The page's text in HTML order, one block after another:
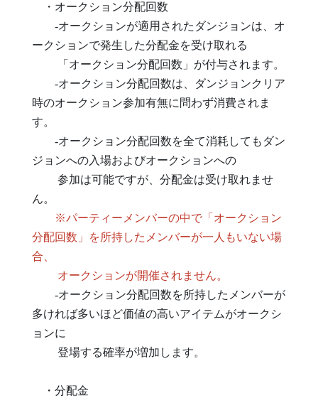
・オークション分配回数
-オークションが適用されたダンジョンは、オ
ークションで発生した分配金を受け取れる
「オークション分配回数」が付与されます。
-オークション分配回数は、ダンジョンクリア
時のオークション参加有無に問わず消費されま
す。
-オークション分配回数を全て消耗してもダン
ジョンへの入場およびオークションへの
参加は可能ですが、分配金は受け取れませ
ん。
※パーティーメンバーの中で「オークション
分配回数」を所持したメンバーが一人もいない場
合、
オークションが開催されません。
-オークション分配回数を所持したメンバーが
多ければ多いほど価値の高いアイテムがオークシ
ョンに
登場する確率が増加します。
・分配金